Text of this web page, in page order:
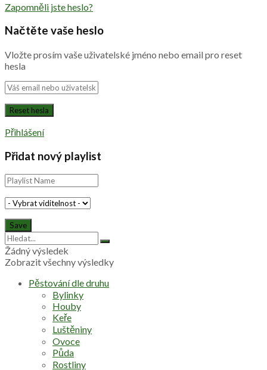
Zapomněli jste heslo?
Načtěte vaše heslo
Vložte prosím vaše uživatelské jméno nebo email pro reset
hesla
Přihlášení
Přidat nový playlist
Žádný výsledek
Zobrazit všechny výsledky
Pěstování dle druhu
Bylinky
Houby
Keře
Luštěniny
Ovoce
Půda
Rostliny